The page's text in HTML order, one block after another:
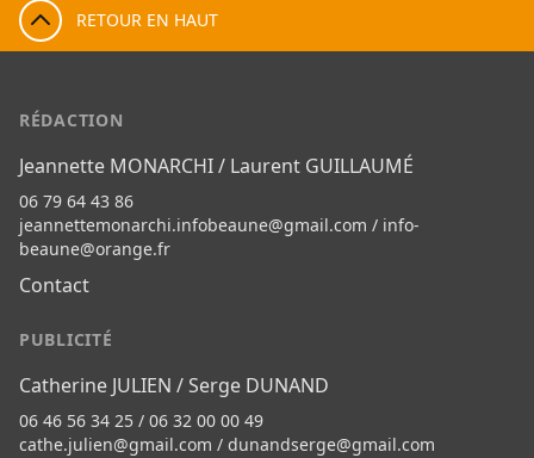
RETOUR EN HAUT
RÉDACTION
Jeannette MONARCHI / Laurent GUILLAUMÉ
06 79 64 43 86
jeannettemonarchi.infobeaune@gmail.com / info-
beaune@orange.fr
Contact
PUBLICITÉ
Catherine JULIEN / Serge DUNAND
06 46 56 34 25 / 06 32 00 00 49
cathe.julien@gmail.com / dunandserge@gmail.com